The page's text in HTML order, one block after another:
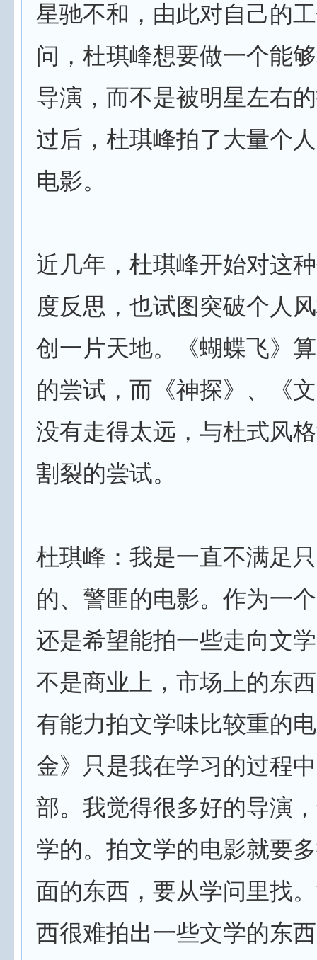
星驰不和，由此对自己的
问，杜琪峰想要做一个能
导演，而不是被明星左右
过后，杜琪峰拍了大量个
电影。
近几年，杜琪峰开始对这
度反思，也试图突破个人
创一片天地。《蝴蝶飞》
的尝试，而《神探》、《
没有走得太远，与杜式风
割裂的尝试。
杜琪峰：我是一直不满足
的、警匪的电影。作为一
还是希望能拍一些走向文
不是商业上，市场上的东
有能力拍文学味比较重的
金》只是我在学习的过程
部。我觉得很多好的导演
学的。拍文学的电影就要
面的东西，要从学问里找
西很难拍出一些文学的东